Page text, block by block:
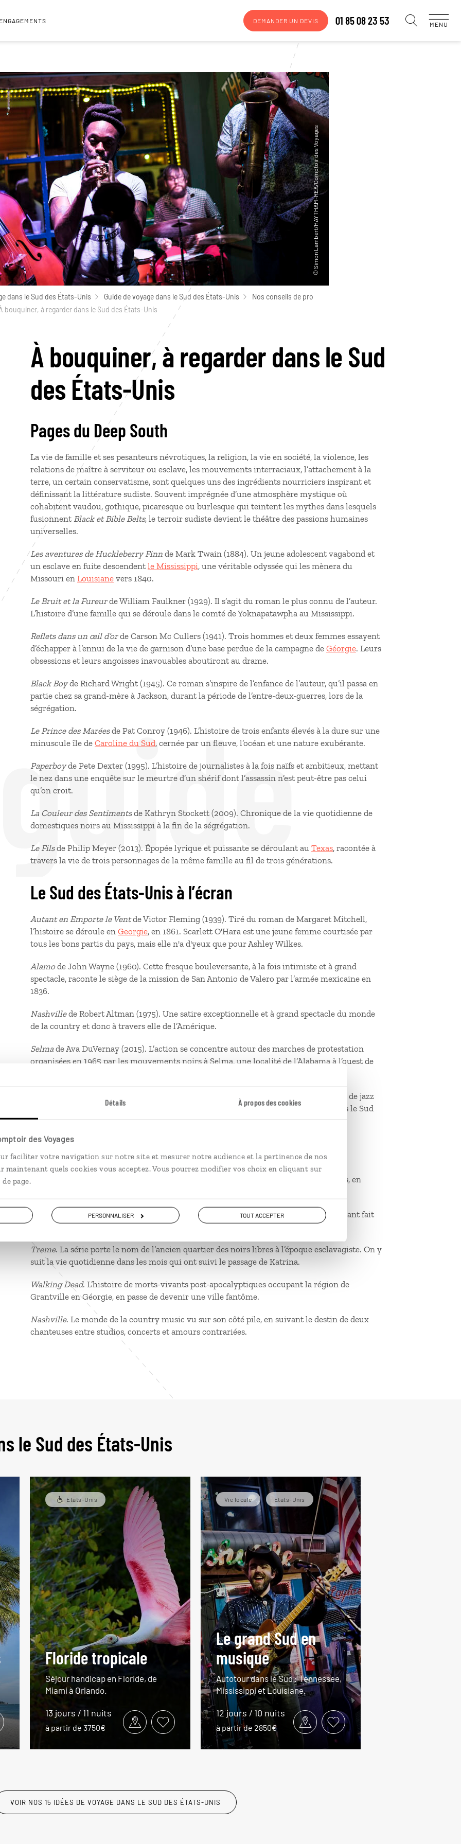
Détails À propos des cookies
des Voyages
faciliter votre navigation sur notre site et mesurer notre audience et la pertinence de nos
maintenant quels cookies vous acceptez. Vous pourrez modifier vos choix en cliquant sur
page.
PERSONNALISER TOUT ACCEPTER
DEMANDER UN DEVIS 01 85 08 23 53 MENU
dans le Sud des États-Unis Guide de voyage dans le Sud des États-Unis
Nos conseils de pro
bouquiner, à regarder dans le Sud des États-Unis
À bouquiner, à regarder dans le Sud
des États-Unis
Pages du Deep South
La vie de famille et ses pesanteurs névrotiques, la religion, la vie en société, la violence, les
relations de maître à serviteur ou esclave, les mouvements interraciaux, l’attachement à la
terre, un certain conservatisme, sont quelques uns des ingrédients nourriciers inspirant et
définissant la littérature sudiste. Souvent imprégnée d’une atmosphère mystique où
cohabitent vaudou, gothique, picaresque ou burlesque qui teintent les mythes dans lesquels
fusionnent Black et Bible Belts, le terroir sudiste devient le théâtre des passions humaines
universelles.
Les aventures de Huckleberry Finn de Mark Twain (1884). Un jeune adolescent vagabond et
un esclave en fuite descendent le Mississippi, une véritable odyssée qui les mènera du
Missouri en Louisiane vers 1840.
Le Bruit et la Fureurde William Faulkner (1929). Il s’agit du roman le plus connu de l’auteur.
L’histoire d’une famille qui se déroule dans le comté de Yoknapatawpha au Mississippi.
Reflets dans un œil d’orde Carson Mc Cullers (1941). Trois hommes et deux femmes essayent
d’échapper à l’ennui de la vie de garnison d’une base perdue de la campagne de Géorgie. Leurs
obsessions et leurs angoisses inavouables aboutiront au drame.
Black Boyde Richard Wright (1945). Ce roman s’inspire de l’enfance de l’auteur, qu’il passa en
partie chez sa grand-mère à Jackson, durant la période de l’entre-deux-guerres, lors de la
ségrégation.
Le Prince des Maréesde Pat Conroy (1946). L’histoire de trois enfants élevés à la dure sur une
minuscule île de Caroline du Sud, cernée par un fleuve, l’océan et une nature exubérante.
Paperboyde Pete Dexter (1995). L’histoire de journalistes à la fois naïfs et ambitieux, mettant
le nez dans une enquête sur le meurtre d’un shérif dont l’assassin n’est peut-être pas celui
qu’on croit.
La Couleur des Sentimentsde Kathryn Stockett (2009). Chronique de la vie quotidienne de
domestiques noirs au Mississippi à la fin de la ségrégation.
Le Filsde Philip Meyer (2013). Épopée lyrique et puissante se déroulant au Texas, racontée à
travers la vie de trois personnages de la même famille au fil de trois générations.
Le Sud des États-Unis à l’écran
Autant en Emporte le Ventde Victor Fleming (1939). Tiré du roman de Margaret Mitchell,
l’histoire se déroule en Georgie, en 1861. Scarlett O'Hara est une jeune femme courtisée par
tous les bons partis du pays, mais elle n'a d'yeux que pour Ashley Wilkes.
Alamode John Wayne (1960). Cette fresque bouleversante, à la fois intimiste et à grand
spectacle, raconte le siège de la mission de San Antonio de Valero par l’armée mexicaine en
1836.
Nashvillede Robert Altman (1975). Une satire exceptionnelle et à grand spectacle du monde
de la country et donc à travers elle de l’Amérique.
Selma de Ava DuVernay (2015). L’action se concentre autour des marches de protestation
organisées en 1965 par les mouvements noirs à Selma, une localité de l’Alabama à l’ouest de
de Peter Farelly (2019). L’amitié entre un pianiste de jazz
afro-américain, Don Shirley, et son chauffeur blanc Tony Lup, partis en tournée dans le Sud
ségrégationniste des États-Unis.
Binge watching
. Cette saga suit plusieurs générations d’une famille de l’esclavage à nos jours, en
Dallas . La saga de la famille Ewing, menée par l’emblématique et sans scrupule JR ayant fait
fortune dans le pétrole.
Treme. La série porte le nom de l’ancien quartier des noirs libres à l’époque esclavagiste. On y
suit la vie quotidienne dans les mois qui ont suivi le passage de Katrina.
Walking Dead. L’histoire de morts-vivants post-apocalyptiques occupant la région de
Grantville en Géorgie, en passe de devenir une ville fantôme.
Nashville. Le monde de la country music vu sur son côté pile, en suivant le destin de deux
chanteuses entre studios, concerts et amours contrariées.
le Sud des États-Unis
Etats-Unis
Floride tropicale
Séjour handicap en Floride, de
Miami à Orlando.
13 jours / 11 nuits
à partir de 3750€
Vie locale Etats-Unis
Le grand Sud en
musique
Autotour dans le Sud : Tennessee,
Mississippi et Louisiane.
12 jours / 10 nuits
à partir de 2850€
VOIR NOS 15 IDÉES DE VOYAGE DANS LE SUD DES ÉTATS-UNIS